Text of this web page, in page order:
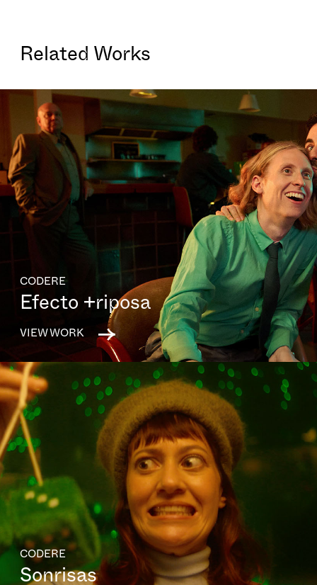
Related Works
CODERE
Efecto +riposa
VIEW WORK
CODERE
Sonrisas